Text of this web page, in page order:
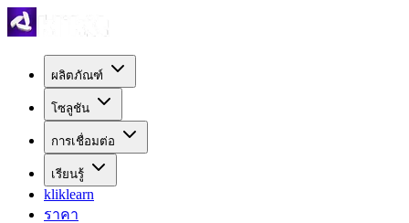
ผลิตภัณฑ์
โซลูชัน
การเชื่อมต่อ
เรียนรู้
kliklearn
ราคา